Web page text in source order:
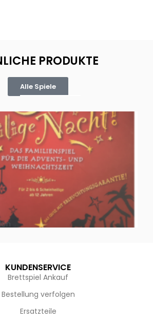
PRODUKTE
Alle Spiele
KUNDENSERVICE
Brettspiel Ankauf
Bestellung verfolgen
Ersatzteile